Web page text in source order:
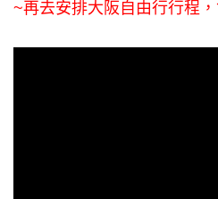
~再去安排大阪自由行行程